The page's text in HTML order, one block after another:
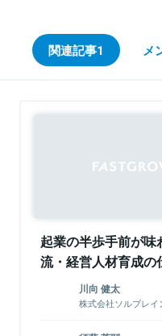
関連記事1 メ
起業の半歩手前が
流・経営人材育成の
川向 健太
株式会社ソルブレ